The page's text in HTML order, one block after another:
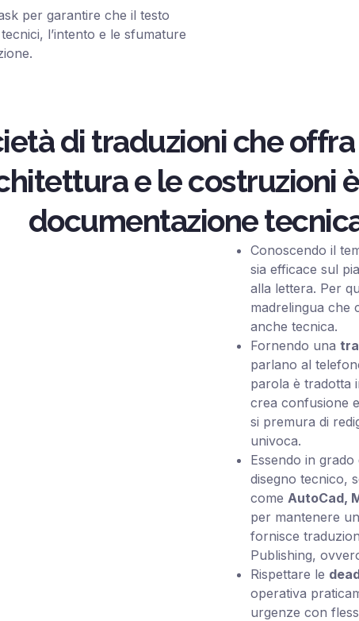
per garantire che il testo
l’intento e le sfumature
di traduzioni che
e le costruzioni
documentazione
Conoscendo il
sia efficace sul
alla lettera. Per
madrelingua che
anche tecnica.
Fornendo una
parlano al
parola è tradotta
crea confusione
si premura di
univoca.
Essendo in
disegno tecnico,
come AutoCad,
per mantenere
fornisce
Publishing,
Rispettare le
operativa
urgenze con